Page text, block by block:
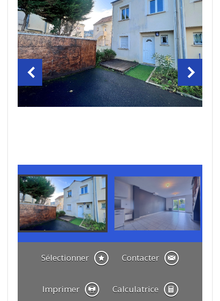
Sélectionner Contacter
Imprimer Calculatrice